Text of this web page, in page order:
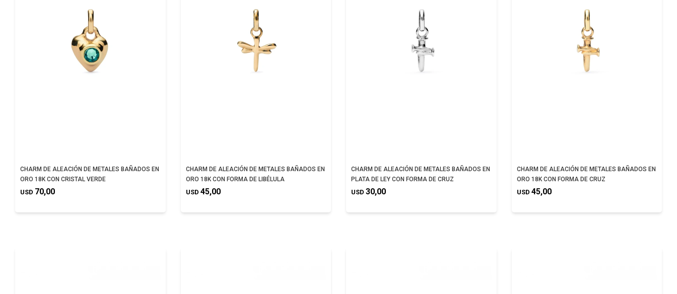
CHARM DE ALEACIÓN DE METALES BAÑADOS EN
ORO 18K CON CRISTAL VERDE
USD 70,00
CHARM DE ALEACIÓN DE METALES BAÑADOS EN
ORO 18K CON FORMA DE LIBÉLULA
USD 45,00
CHARM DE ALEACIÓN DE METALES BAÑADOS EN
PLATA DE LEY CON FORMA DE CRUZ
USD 30,00
CHARM DE ALEACIÓN DE METALES BAÑADOS EN
ORO 18K CON FORMA DE CRUZ
USD 45,00